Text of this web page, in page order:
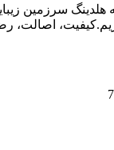
هلدینگ سرزمین